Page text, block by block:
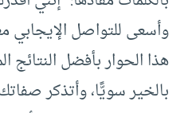
وأسعى للتواصل الإيجابي
هذا الحوار بأفضل النتائج
بالخير سويًّا، وأتذكر